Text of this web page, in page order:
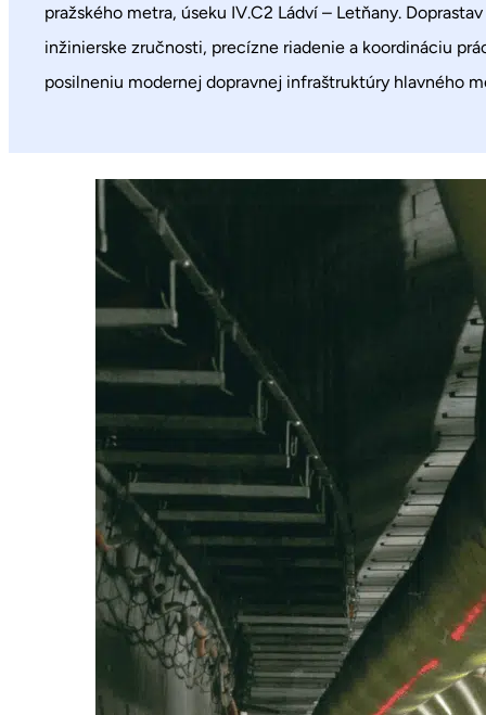
pražského metra, úseku IV.C2 Ládví – Letňany.
inžinierske zručnosti, precízne riadenie a koordináciu
posilneniu modernej dopravnej infraštruktúry hlavného